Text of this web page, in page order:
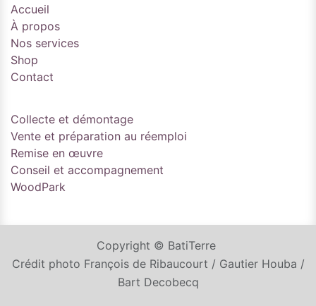
Accueil
À propos
Nos services
Shop
Contact
Collecte et démontage
Vente et préparation au réemploi
Remise en œuvre
Conseil et accompagnement
WoodPark
Copyright © BatiTerre
Crédit photo François de Ribaucourt / Gautier Houba /
Bart Decobecq